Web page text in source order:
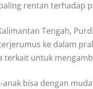
rentan terhadap
Tengah,
ke dalam
untuk
anak bisa dengan